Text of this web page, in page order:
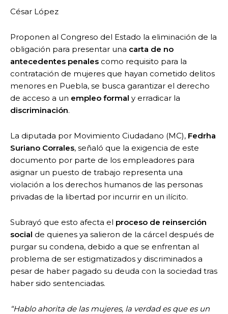
César López
Proponen al Congreso del Estado la eliminación de la
obligación para presentar una carta de no
antecedentes penales como requisito para la
contratación de mujeres que hayan cometido delitos
menores en Puebla, se busca garantizar el derecho
de acceso a un empleo formal y erradicar la
discriminación.
La diputada por Movimiento Ciudadano (MC), Fedrha
Suriano Corrales, señaló que la exigencia de este
documento por parte de los empleadores para
asignar un puesto de trabajo representa una
violación a los derechos humanos de las personas
privadas de la libertad por incurrir en un ilícito.
Subrayó que esto afecta el proceso de reinserción
social de quienes ya salieron de la cárcel después de
purgar su condena, debido a que se enfrentan al
problema de ser estigmatizados y discriminados a
pesar de haber pagado su deuda con la sociedad tras
haber sido sentenciadas.
“Hablo ahorita de las mujeres, la verdad es que es un